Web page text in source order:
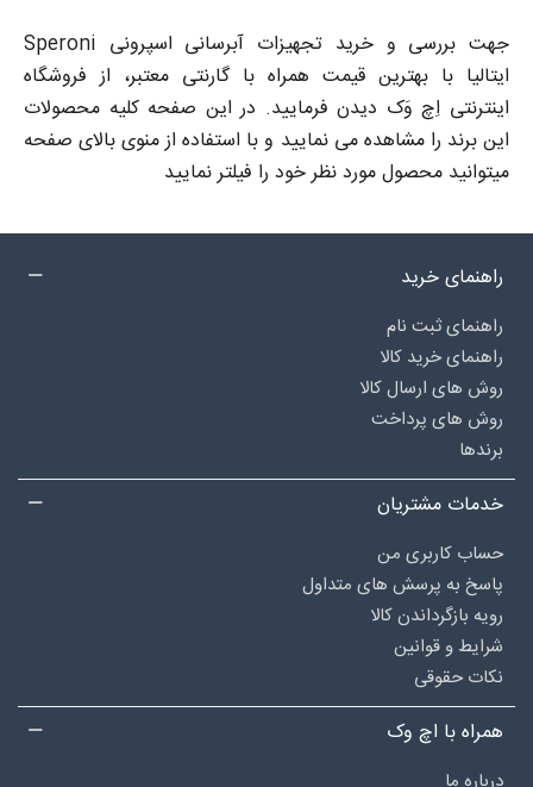
جهت بررسی و خرید تجهیزات آبرسانی اسپرونی Speroni
ایتالیا با بهترین قیمت همراه با گارنتی معتبر، از فروشگاه
اینترنتی اِچ وَک دیدن فرمایید. در این صفحه کلیه محصولات
این برند را مشاهده می نمایید و با استفاده از منوی بالای صفحه
میتوانید محصول مورد نظر خود را فیلتر نمایید
راهنمای خرید
راهنمای ثبت نام
راهنمای خرید کالا
روش های ارسال کالا
روش های پرداخت
برندها
خدمات مشتریان
حساب کاربری من
پاسخ به پرسش های متداول
رویه بازگرداندن کالا
شرایط و قوانین
نکات حقوقی
همراه با اچ وک